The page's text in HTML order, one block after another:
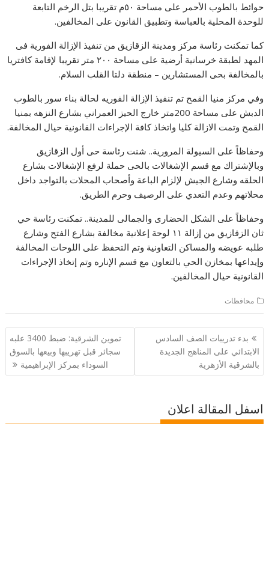
حوائط بالطوب الأحمر على مساحة ٥٠م تقريبا بتل الرخم التابعة
للوحدة المحلية بالعباسة وتطبيق القانون على المخالفين.
كما تمكنت رئاسة مركز ومدينة الزقازيق من تنفيذ الإزالة الفورية فى
المهد لطبقة خرسانية أرضية على مساحة ٢٠٠ متر تقريبا لإقامة كافتريا
بالمخالفة بحى المستشارين – منطقة دلتا القلب السلام.
وفي مركز منيا القمح تم تنفيذ الإزالة الفوريه لحالة بناء سور بالطوب
الدبش على مساحة 200متر خارج الحيز العمراني بشارع النزهه بمنيا
القمح وتمت الازالة كليا واتخاذ كافة الإجراءات القانونية حيال المخالفة.
وحفاظاً على السيولة المرورية.. شنت رئاسة حى أول الزقازيق
وبالإشتراك مع قسم الإشغالات بالحى حملة لرفع الإشغالات بشارع
الحلقه وشارع الجيش لإلزام الباعة وأصحاب المحلات بالتواجد داخل
محلاتهم وعدم التعدي على الرصيف وحرم الطريق.
وحفاظاً على الشكل الحضارى والجمالى للمدينة.. تمكنت رئاسة حي
ثان الزقازيق من إزالة ١١ لوحة إعلانية مخالفة بشارع الفتح وشارع
طلبه عويضه والمساكن التعاونية وتم التحفظ على اللوحات المخالفة
وإيداعها بمخازن الحي بالتعاون مع قسم الإناره وتم إتخاذ الإجراءات
القانونية حيال المخالفين.
محافظات
تصفّح
المقالات
بدء تدريبات الصف السادس
الابتدائي على المناهج الجديدة
بالشرقية الأزهرية
تموين الشرقية: ضبط 3400 علبه
سجائر قبل تهريبها وبيعها بالسوق
السوداء بمركز الإبراهيمية
اسفل المقالة اعلان